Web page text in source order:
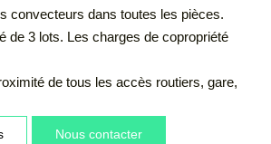
convecteurs dans toutes les pièces.
de 3 lots. Les charges de copropriété
de tous les accès routiers, gare,
Nous contacter